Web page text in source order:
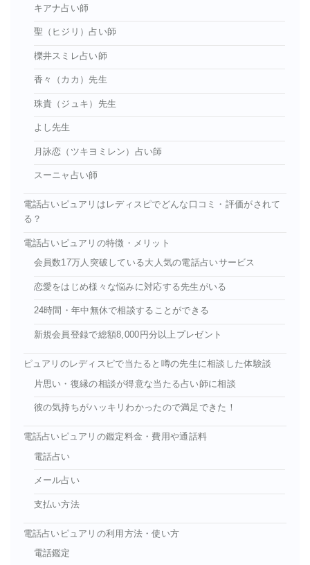
キアナ占い師
聖（ヒジリ）占い師
櫟井スミレ占い師
香々（カカ）先生
珠貴（ジュキ）先生
よし先生
月詠恋（ツキヨミレン）占い師
スーニャ占い師
電話占いピュアリはレディスピでどんな口コミ・評価がされて
る？
電話占いピュアリの特徴・メリット
会員数17万人突破している大人気の電話占いサービス
恋愛をはじめ様々な悩みに対応する先生がいる
24時間・年中無休で相談することができる
新規会員登録で総額8,000円分以上プレゼント
ピュアリのレディスピで当たると噂の先生に相談した体験談
片思い・復縁の相談が得意な当たる占い師に相談
彼の気持ちがハッキリわかったので満足できた！
電話占いピュアリの鑑定料金・費用や通話料
電話占い
メール占い
支払い方法
電話占いピュアリの利用方法・使い方
電話鑑定